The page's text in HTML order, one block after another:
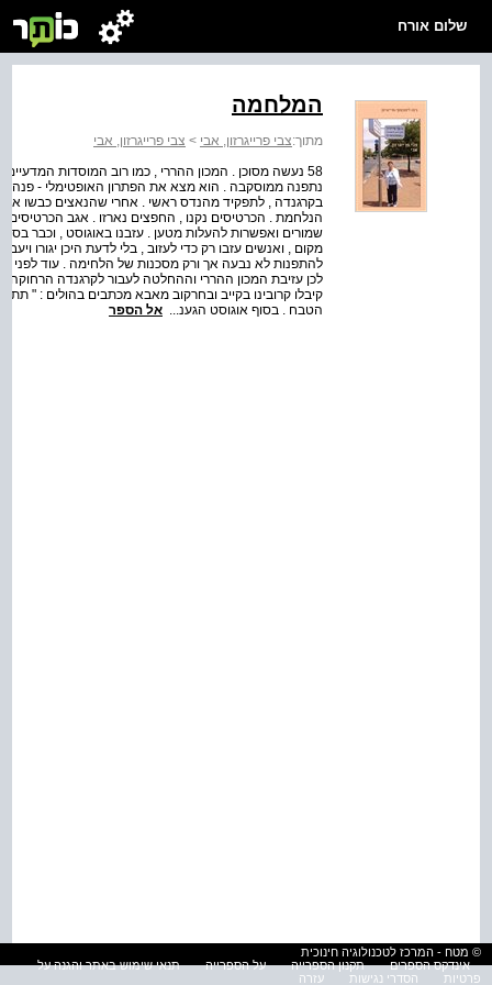
שלום אורח
המלחמה
מתוך:צבי פרייגרזון, אבי > צבי פרייגרזון, אבי
58 נעשה מסוכן . המכון ההררי , כמו רוב המוסדות
נתפנה ממוסקבה . הוא מצא את הפתרון האופטימלי - פנה
בקרגנדה , לתפקיד מהנדס ראשי . אחרי שהנאצים כבשו
הנלחמת . הכרטיסים נקנו , החפצים נארזו . אגב
שמורים ואפשרות להעלות מטען . עזבנו באוגוסט , וכבר
מקום , ואנשים עזבו רק כדי לעזוב , בלי לדעת היכן יגורו
להתפנות לא נבעה אך ורק מסכנות של הלחימה . עוד לפני
לכן עזיבת המכון ההררי וההחלטה לעבור לקרגנדה
קיבלו קרובינו בקייב ובחרקוב מאבא מכתבים בהולים : "
הטבח . בסוף אוגוסט הגענ... אל הספר
© מטח - המרכז לטכנולוגיה חינוכית
אינדקס הספרים
תקנון הספרייה על הספרייה
תנאי שימוש באתר והגנה על
פרטיות
הסדרי נגישות עזרה